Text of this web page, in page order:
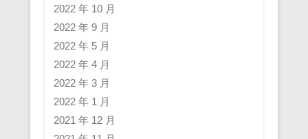
2022 年 10 月
2022 年 9 月
2022 年 5 月
2022 年 4 月
2022 年 3 月
2022 年 1 月
2021 年 12 月